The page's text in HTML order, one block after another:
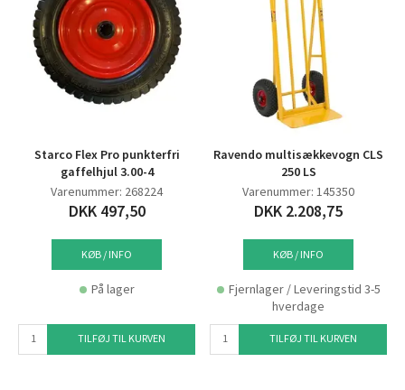
Starco Flex Pro punkterfri
gaffelhjul 3.00-4
Varenummer: 268224
DKK 497,50
KØB / INFO
På lager
TILFØJ TIL KURVEN
Ravendo multisækkevogn CLS
250 LS
Varenummer: 145350
DKK 2.208,75
KØB / INFO
Fjernlager / Leveringstid 3-5
hverdage
TILFØJ TIL KURVEN